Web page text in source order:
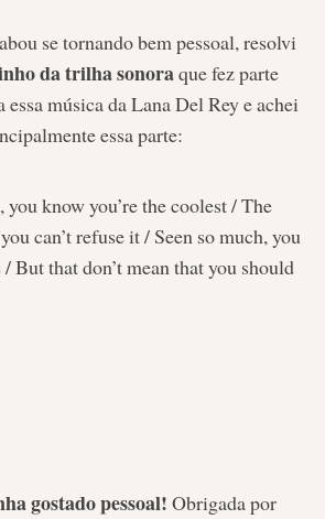
se tornando bem pessoal, resolvi
da trilha sonoraque fez parte
música da Lana Del Rey e achei
essa parte:
know you’re the coolest / The
can’t refuse it / Seen so much, you
But that don’t mean that you should
gostado pessoal! Obrigada por